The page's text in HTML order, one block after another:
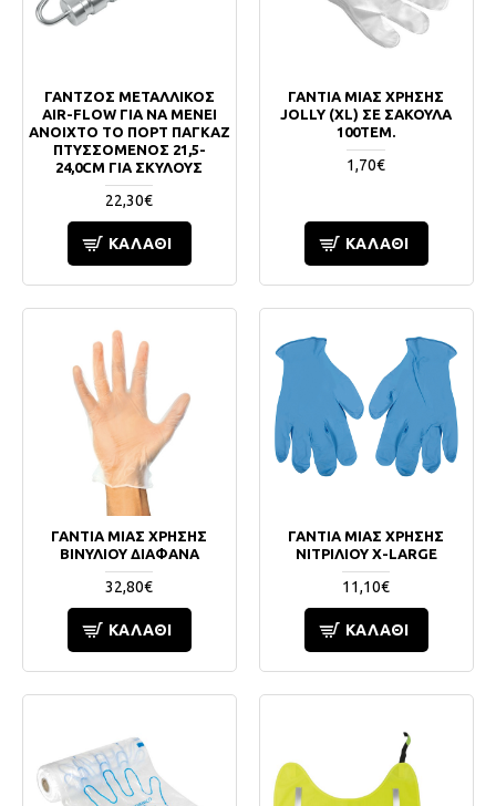
ΓΑΝΤΖΟΣ ΜΕΤΑΛΛΙΚΟΣ
AIR-FLOW ΓΙΑ ΝΑ ΜΕΝΕΙ
ΑΝΟΙΧΤΟ ΤΟ ΠΟΡΤ ΠΑΓΚΑΖ
ΠΤΥΣΣΟΜΕΝΟΣ 21,5-
24,0CM ΓΙΑ ΣΚΥΛΟΥΣ
22,30€
ΚΑΛΆΘΙ
ΓΑΝΤΙΑ ΜΙΑΣ ΧΡΗΣΗΣ
JOLLY (XL) ΣΕ ΣΑΚΟΥΛΑ
100ΤΕΜ.
1,70€
ΚΑΛΆΘΙ
ΓΑΝΤΙΑ ΜΙΑΣ ΧΡΗΣΗΣ
ΒΙΝΥΛΙΟΥ ΔΙΑΦΑΝΑ
32,80€
ΚΑΛΆΘΙ
ΓΑΝΤΙΑ ΜΙΑΣ ΧΡΗΣΗΣ
ΝΙΤΡΙΛΙΟΥ X-LARGE
11,10€
ΚΑΛΆΘΙ